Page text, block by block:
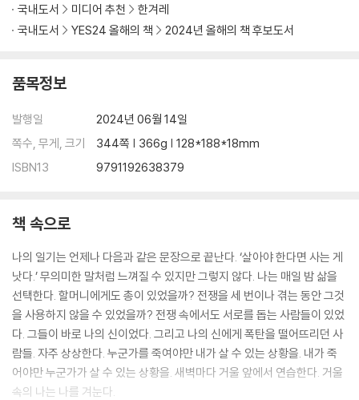
국내도서
미디어 추천
한겨레
국내도서
YES24 올해의 책 2024년 올해의 책 후보도서
품목정보
발행일
2024년 06월 14일
쪽수, 무게, 크기
344쪽 | 366g | 128*188*18mm
ISBN13
9791192638379
책 속으로
나의 일기는 언제나 다음과 같은 문장으로 끝난다. ‘살아야 한다면 사는 게
낫다.’ 무의미한 말처럼 느껴질 수 있지만 그렇지 않다. 나는 매일 밤 삶을
선택한다. 할머니에게도 총이 있었을까? 전쟁을 세 번이나 겪는 동안 그것
을 사용하지 않을 수 있었을까? 전쟁 속에서도 서로를 돕는 사람들이 있었
다. 그들이 바로 나의 신이었다. 그리고 나의 신에게 폭탄을 떨어뜨리던 사
람들. 자주 상상한다. 누군가를 죽여야만 내가 살 수 있는 상황을. 내가 죽
어야만 누군가가 살 수 있는 상황을. 새벽마다 거울 앞에서 연습한다. 거울
속의 나는 나를 겨눈다.